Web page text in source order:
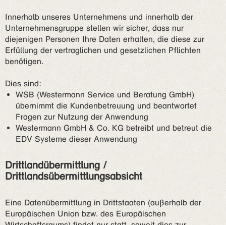
Innerhalb unseres Unternehmens und innerhalb der
Unternehmensgruppe stellen wir sicher, dass nur
diejenigen Personen Ihre Daten erhalten, die diese zur
Erfüllung der vertraglichen und gesetzlichen Pflichten
benötigen.
Dies sind:
WSB (Westermann Service und Beratung GmbH)
übernimmt die Kundenbetreuung und beantwortet
Fragen zur Nutzung der Anwendung
Westermann GmbH & Co. KG betreibt und betreut die
EDV Systeme dieser Anwendung
Drittlandübermittlung /
Drittlandsübermittlungsabsicht
Eine Datenübermittlung in Drittstaaten (außerhalb der
Europäischen Union bzw. des Europäischen